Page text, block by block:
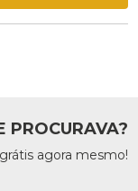
PROCURAVA?
agora mesmo!